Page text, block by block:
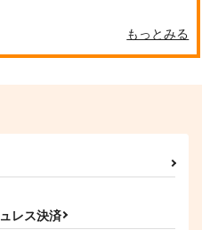
もっとみる
レス決済